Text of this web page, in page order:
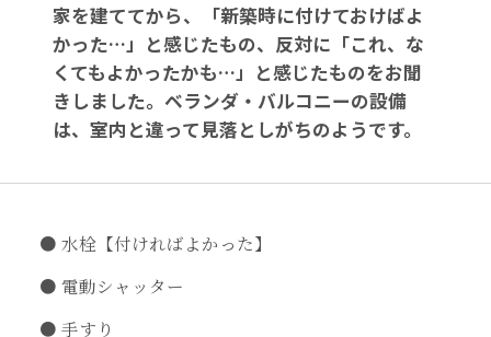
家を建ててから、「新築時に付けておけばよ
かった…」と感じたもの、反対に「これ、な
くてもよかったかも…」と感じたものをお聞
きしました。ベランダ・バルコニーの設備
は、室内と違って見落としがちのようです。
水栓【付ければよかった】
電動シャッター
手すり